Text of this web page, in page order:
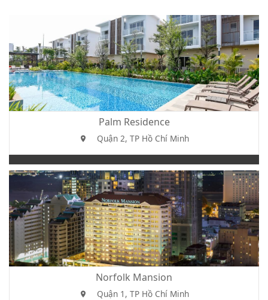
Palm Residence
Quận 2, TP Hồ Chí Minh
Norfolk Mansion
Quận 1, TP Hồ Chí Minh